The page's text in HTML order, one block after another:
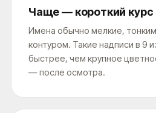
Чаще — короткий курс
Имена обычно мелкие,
контуром. Такие надписи в 9
быстрее, чем крупное
— после осмотра.